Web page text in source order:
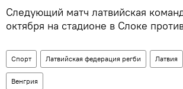
Следующий матч латвийская
октября на стадионе в Слоке
Спорт Латвийская федерация регби Латвия
Венгрия